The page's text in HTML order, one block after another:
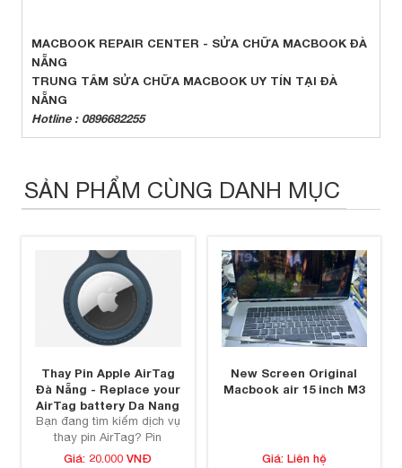
MACBOOK REPAIR CENTER - SỬA CHỮA MACBOOK ĐÀ
NẴNG
TRUNG TÂM SỬA CHỮA MACBOOK UY TÍN TẠI ĐÀ
NẴNG
Hotline : 0896682255
SẢN PHẨM CÙNG DANH MỤC
Thay Pin Apple AirTag
Đà Nẵng - Replace your
AirTag battery Da Nang
Bạn đang tìm kiếm dịch vụ
thay pin AirTag? Pin
AirTag của bạn đã yếu
Giá: 20.000 VNĐ
New Screen Original
Macbook air 15 inch M3
Giá: Liên hệ